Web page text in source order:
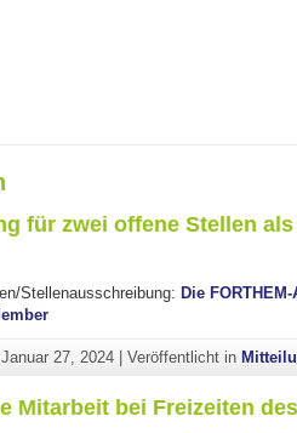
für zwei offene Stellen
Stellenausschreibung: Die
Januar 27, 2024 |Veröffentlicht in
Mitarbeit bei Freizeiten